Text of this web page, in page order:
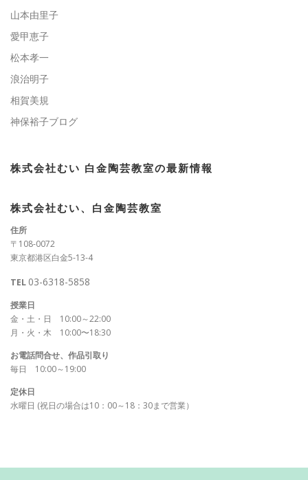
山本由里子
愛甲恵子
松本孝一
浪治明子
相賀美規
神保裕子ブログ
株式会社むい 白金陶芸教室の最新情報
株式会社むい、白金陶芸教室
住所
〒108-0072
東京都港区白金5-13-4
TEL 03-6318-5858
授業日
金・土・日 10:00～22:00
月・火・木 10:00〜18:30
お電話問合せ、作品引取り
毎日 10:00～19:00
定休日
水曜日 (祝日の場合は10：00～18：30まで営業）